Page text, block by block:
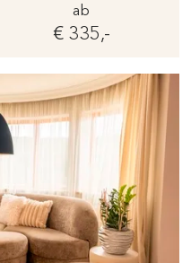
ab
€ 335,-